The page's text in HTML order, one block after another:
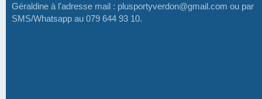
Géraldine à l'adresse mail : plusportyverdon@gmail.com ou par
SMS/Whatsapp au 079 644 93 10.